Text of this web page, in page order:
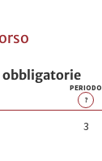
PERIODO
?
3